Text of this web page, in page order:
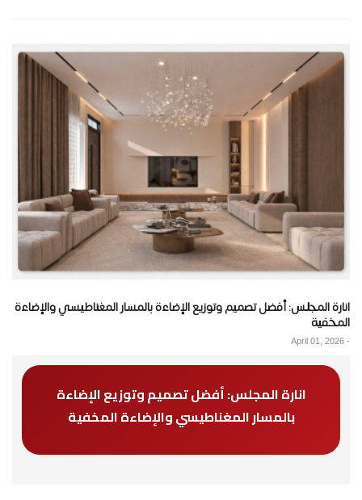
انارة المجلس: أفضل تصميم وتوزيع الإضاءة بالمسار المغناطيسي والإضاءة
المخفية
-
انارة المجلس: أفضل تصميم وتوزيع الإضاءة
بالمسار المغناطيسي والإضاءة المخفية